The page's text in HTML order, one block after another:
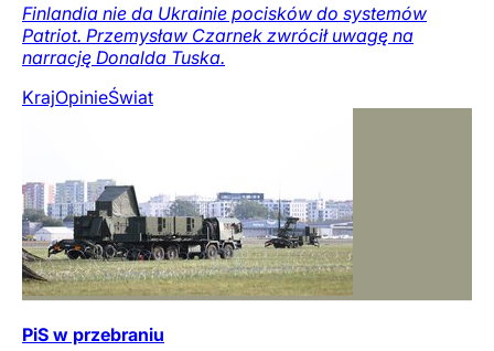
Finlandia nie da Ukrainie pocisków do systemów
Patriot. Przemysław Czarnek zwrócił uwagę na
narrację Donalda Tuska.
KrajOpinieŚwiat
PiS w przebraniu